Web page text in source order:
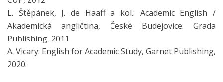
L. Štěpánek, J. de Haaff a kol.: Academic English /
Akademická angličtina, České Budejovice: Grada
Publishing, 2011
A. Vicary: English for Academic Study, Garnet Publishing,
2020.